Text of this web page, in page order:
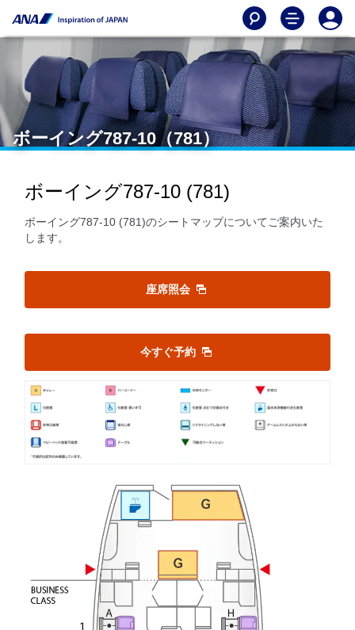
ボーイング787-10（781）
ボーイング787-10 (781)
ボーイング787-10 (781)のシートマップについてご案内いた
します。
座席照会
今すぐ予約